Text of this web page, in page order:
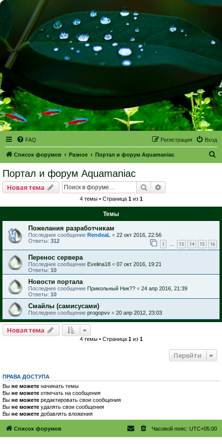
FAQ Вход
Регистрация
Список форумов Разное Портал и форум Aquamaniac
Портал и форум Aquamaniac
Новая тема Поиск
4 темы • Страница 1из 1
Темы
Пожелания разработчикам
Последнее сообщение RendeaL « 22 окт 2016, 22:56
Ответы: 312 1 … 13 14 15 16
Перенос сервера
Последнее сообщение Evelina18 « 07 окт 2016, 19:21
Ответы: 10
Новости портала
Последнее сообщение Прикольный Ник?? « 24 апр 2016, 21:39
Ответы: 10
Смайлы (самисусами)
Последнее сообщение progopvv « 20 апр 2012, 23:03
Новая тема
4 темы • Страница 1из 1
Перейти
ПРАВА ДОСТУПА
Вы не можете начинать темы
Вы не можете отвечать на сообщения
Вы не можете редактировать свои сообщения
Вы не можете удалять свои сообщения
Вы не можете добавлять вложения
Список форумов Часовой пояс: UTC+05:00